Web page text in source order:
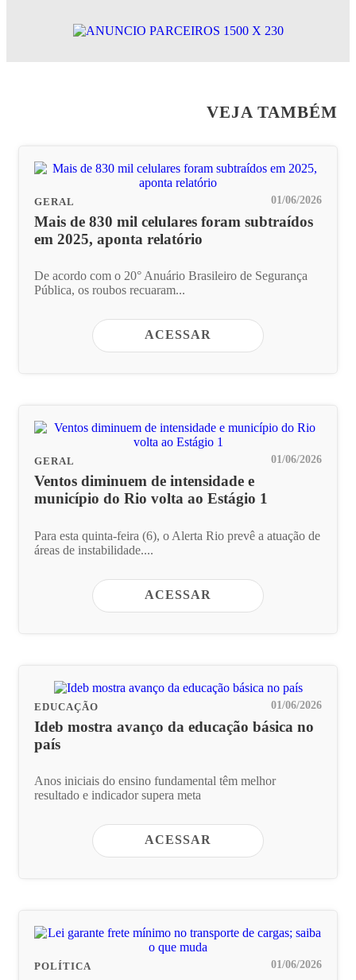
VEJA TAMBÉM
GERAL 01/06/2026
Mais de 830 mil celulares foram subtraídos
em 2025, aponta relatório
De acordo com o 20° Anuário Brasileiro de Segurança
Pública, os roubos recuaram...
ACESSAR
GERAL 01/06/2026
Ventos diminuem de intensidade e
município do Rio volta ao Estágio 1
Para esta quinta-feira (6), o Alerta Rio prevê a atuação de
áreas de instabilidade....
ACESSAR
EDUCAÇÃO 01/06/2026
Ideb mostra avanço da educação básica no
país
Anos iniciais do ensino fundamental têm melhor
resultado e indicador supera meta
ACESSAR
POLÍTICA 01/06/2026